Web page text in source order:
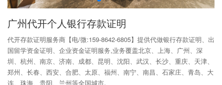
广州代开个人银行存款证明
代开存款证明服务商【电/微:159-8642-6805】提供代做银行存款证明、出
国留学资金证明、企业资金证明服务,业务覆盖北京、上海、广州、深
圳、杭州、南京、济南、成都、昆明、沈阳、武汉、长沙、重庆、天津、
郑州、长春、西安、合肥、太原、福州、南宁、南昌、石家庄、青岛、大
连、珠海、贵阳、兰州等全国城市.